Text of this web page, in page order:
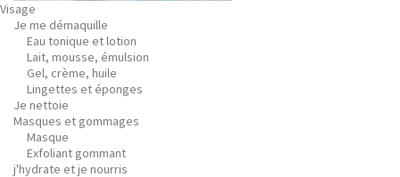
Visage
Je me démaquille
Eau tonique et lotion
Lait, mousse, émulsion
Gel, crème, huile
Lingettes et éponges
Je nettoie
Masques et gommages
Masque
Exfoliant gommant
j'hydrate et je nourris